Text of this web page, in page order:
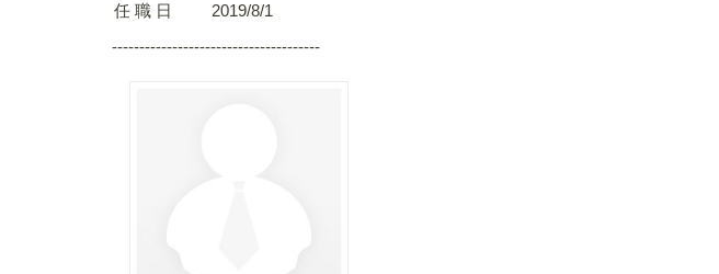
任 職 日 2019/8/1
--------------------------------------